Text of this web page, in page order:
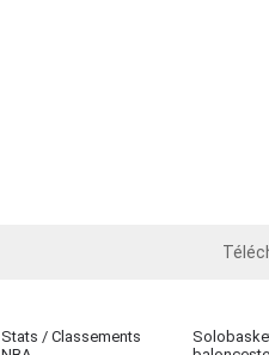
iOS
Stats / Classements